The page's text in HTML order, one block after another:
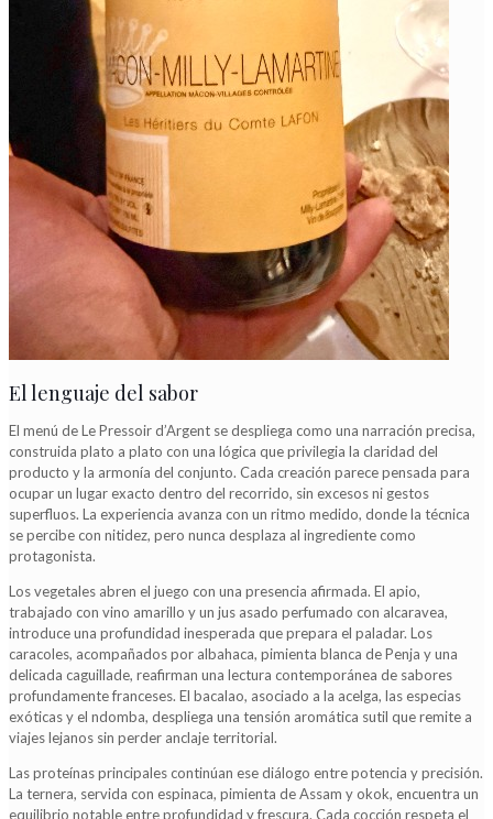
El lenguaje del sabor
El menú de Le Pressoir d’Argent se despliega como una narración precisa,
construida plato a plato con una lógica que privilegia la claridad del
producto y la armonía del conjunto. Cada creación parece pensada para
ocupar un lugar exacto dentro del recorrido, sin excesos ni gestos
superfluos. La experiencia avanza con un ritmo medido, donde la técnica
se percibe con nitidez, pero nunca desplaza al ingrediente como
protagonista.
Los vegetales abren el juego con una presencia afirmada. El apio,
trabajado con vino amarillo y un jus asado perfumado con alcaravea,
introduce una profundidad inesperada que prepara el paladar. Los
caracoles, acompañados por albahaca, pimienta blanca de Penja y una
delicada caguillade, reafirman una lectura contemporánea de sabores
profundamente franceses. El bacalao, asociado a la acelga, las especias
exóticas y el ndomba, despliega una tensión aromática sutil que remite a
viajes lejanos sin perder anclaje territorial.
Las proteínas principales continúan ese diálogo entre potencia y precisión.
La ternera, servida con espinaca, pimienta de Assam y okok, encuentra un
equilibrio notable entre profundidad y frescura. Cada cocción respeta el